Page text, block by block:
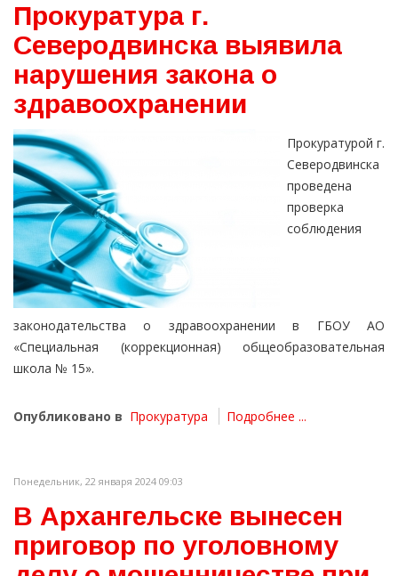
Прокуратура г.
Северодвинска выявила
нарушения закона о
здравоохранении
Прокуратурой г.
Северодвинска
проведена
проверка
соблюдения
законодательства о здравоохранении в ГБОУ АО
«Специальная (коррекционная) общеобразовательная
школа № 15».
Опубликовано в Прокуратура Подробнее ...
Понедельник, 22 января 2024 09:03
В Архангельске вынесен
приговор по уголовному